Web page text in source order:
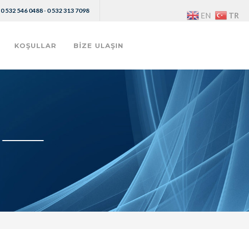
0 532 546 0488- 0 532 313 7098
KOŞULLAR BİZE ULAŞIN
EN TR